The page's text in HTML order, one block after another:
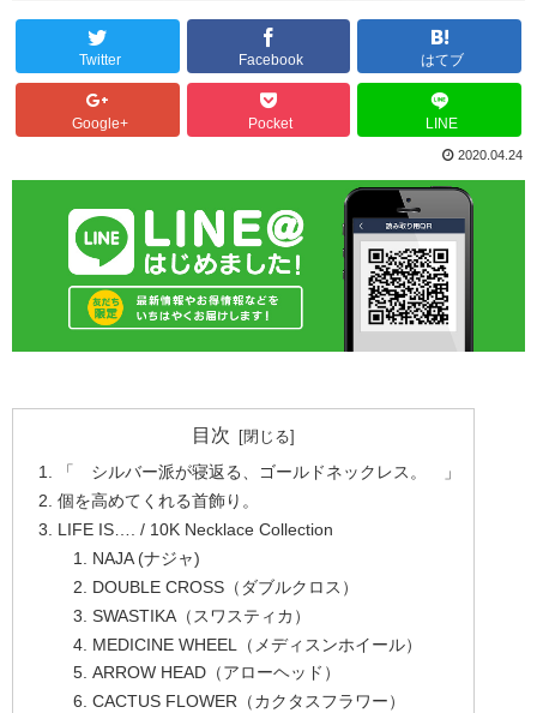
Twitter Facebook はてブ
Google+ Pocket LINE
2020.04.24
目次
「 シルバー派が寝返る、ゴールドネックレス。 」
個を高めてくれる首飾り。
LIFE IS…. / 10K Necklace Collection
NAJA (ナジャ)
DOUBLE CROSS（ダブルクロス）
SWASTIKA（スワスティカ）
MEDICINE WHEEL（メディスンホイール）
ARROW HEAD（アローヘッド）
CACTUS FLOWER（カクタスフラワー）